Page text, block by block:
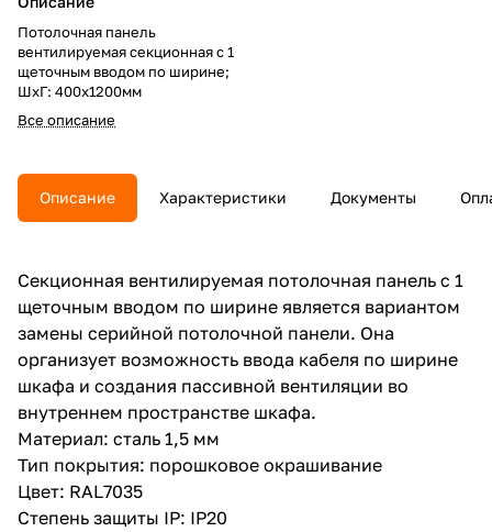
Потолочная панель
вентилируемая секционная с 1
щеточным вводом по ширине;
ШхГ: 400х1200мм
Все описание
Описание Характеристики Документы
Секционная вентилируемая потолочная панель с 1
щеточным вводом по ширине является вариантом
замены серийной потолочной панели. Она
организует возможность ввода кабеля по ширине
шкафа и создания пассивной вентиляции во
внутреннем пространстве шкафа.
Материал: сталь 1,5 мм
Тип покрытия: порошковое окрашивание
Цвет: RAL7035
Степень защиты IP: IP20